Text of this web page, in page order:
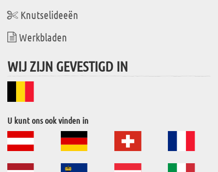
Knutselideeën
Werkbladen
WIJ ZIJN GEVESTIGD IN
U kunt ons ook vinden in